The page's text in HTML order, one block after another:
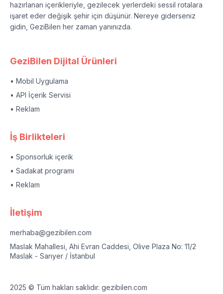
hazırlanan içerikleriyle, gezilecek yerlerdeki sessil rotalara
işaret eder değişik şehir için düşünür. Nereye giderseniz
gidin, GeziBilen her zaman yanınızda.
GeziBilen Dijital Ürünleri
• Mobil Uygulama
• API İçerik Servisi
• Reklam
İş Birlikteleri
• Sponsorluk içerik
• Sadakat programı
• Reklam
İletişim
merhaba@gezibilen.com
Maslak Mahallesi, Ahi Evran Caddesi, Olive Plaza No: 11/2
Maslak - Sarıyer / İstanbul
2025 © Tüm hakları saklıdır. gezibilen.com